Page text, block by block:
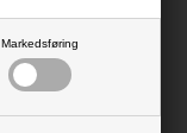
Markedsføring